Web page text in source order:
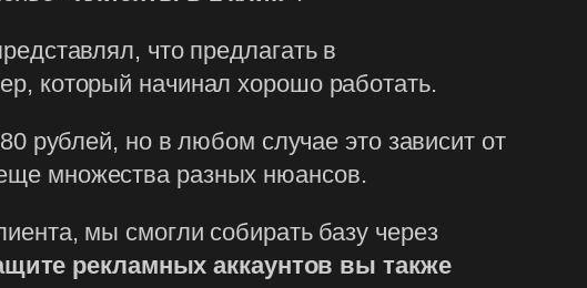
что предлагать в
который начинал хорошо работать.
рублей, но в любом случае это зависит от
множества разных нюансов.
мы смогли собирать базу через
рекламных аккаунтов вы также